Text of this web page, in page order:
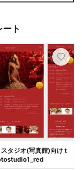
ト
スタジオ(写真館)向け t